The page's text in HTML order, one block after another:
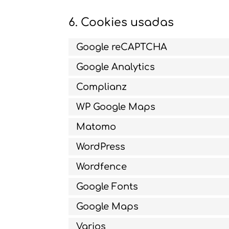
6. Cookies usadas
Google reCAPTCHA
Google Analytics
Complianz
WP Google Maps
Matomo
WordPress
Wordfence
Google Fonts
Google Maps
Varios